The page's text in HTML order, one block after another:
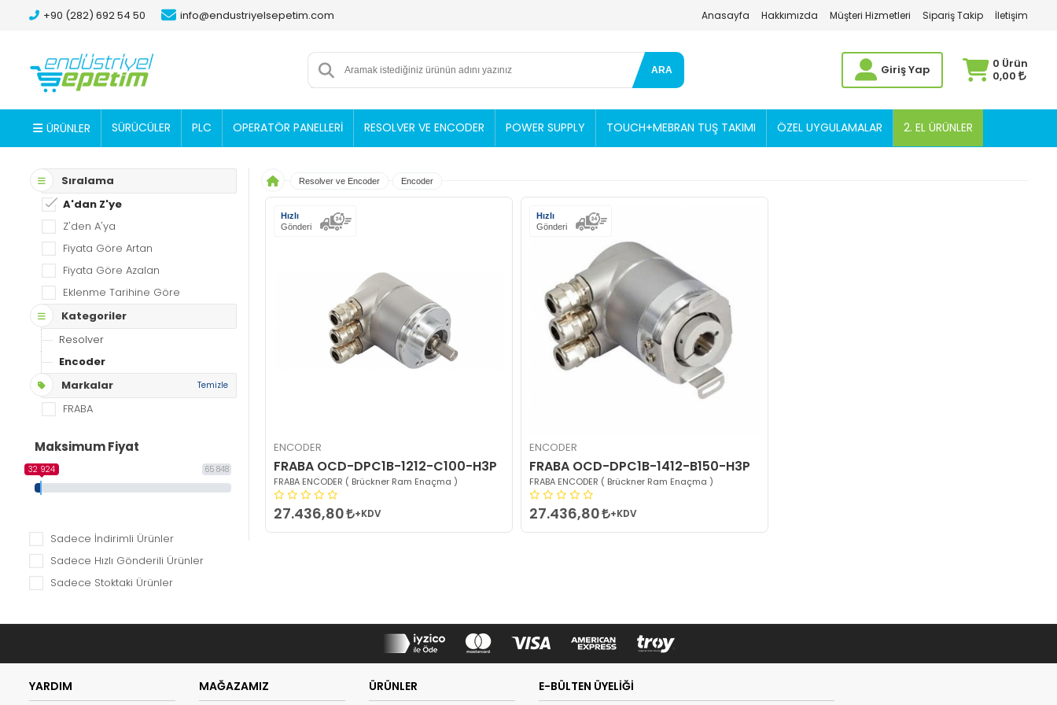
+90 (282) 692 54 50 info@endustriyelsepetim.com Anasayfa Hakkımızda Müşteri Hizmetleri Sipariş Takip İletişim
ARA Giriş Yap
0 Ürün
0,00
ÜRÜNLER SÜRÜCÜLER PLC OPERATÖR PANELLERİ RESOLVER VE ENCODER POWER SUPPLY TOUCH+MEBRAN TUŞ TAKIMI ÖZEL UYGULAMALAR 2. EL ÜRÜNLER
Sıralama
A'dan Z'ye
Z'den A'ya
Fiyata Göre Artan
Fiyata Göre Azalan
Eklenme Tarihine Göre
Kategoriler
Resolver
Encoder
Markalar
Temizle
FRABA
Maksimum Fiyat
65 848
32 924
Sadece İndirimli Ürünler
Sadece Hızlı Gönderili Ürünler
Sadece Stoktaki Ürünler
Resolver ve Encoder Encoder
Hızlı
Gönderi
ENCODER
FRABA OCD-DPC1B-1212-C100-H3P
FRABA ENCODER ( Brückner Ram Enaçma )
27.436,80 +KDV
Hızlı
Gönderi
ENCODER
FRABA OCD-DPC1B-1412-B150-H3P
FRABA ENCODER ( Brückner Ram Enaçma )
27.436,80 +KDV
YARDIM MAĞAZAMIZ ÜRÜNLER E-BÜLTEN ÜYELİĞİ